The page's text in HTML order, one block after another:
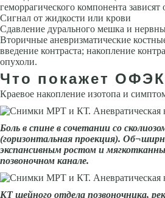
геморрагического компонента зависят
Сигнал от жидкости или крови
Сдавление дурального мешка и
Вторичные аневризматические
введение контраста; накопление
опухоли.
Что покажет
Краевое накопление изотопа и
Боль в спине в сочетании со
(горизонтальная проекция).
экспансивным ростом и
позвоночном канале.
КТ шейного отдела позвоночника,